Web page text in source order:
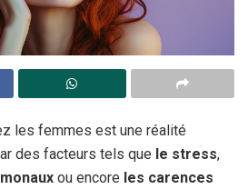
les femmes est une réalité
des facteurs tels que le stress,
ou encore les carences